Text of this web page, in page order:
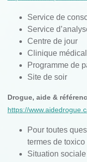
Service de
Service
Centre de jour
Clinique
Programme de
Site de soir
Drogue, aide &
https://
Pour toutes
termes de
Situation sociale